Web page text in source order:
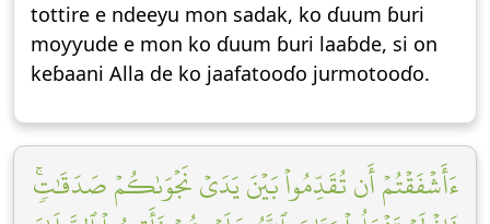
tottire e ndeeyu mon sadak, ko ɗuum ɓuri
moƴƴude e mon ko ɗuum ɓuri laaɓde, si on
keɓaani Alla de ko jaafatooɗo jurmotooɗo.
ءَأَشۡفَقۡتُمۡ أَن تُقَدِّمُواْ بَيۡنَ يَدَيۡ نَجۡوَىٰكُمۡ صَدَقَٰتٖۚ